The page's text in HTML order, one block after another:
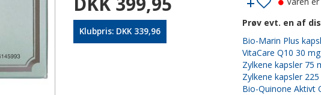
Klubpris: DKK 339,96
Prøv evt. en af
Bio-Marin Plus
VitaCare Q10 30
Zylkene kapsler 75
Zylkene kapsler
Bio-Quinone Aktivt